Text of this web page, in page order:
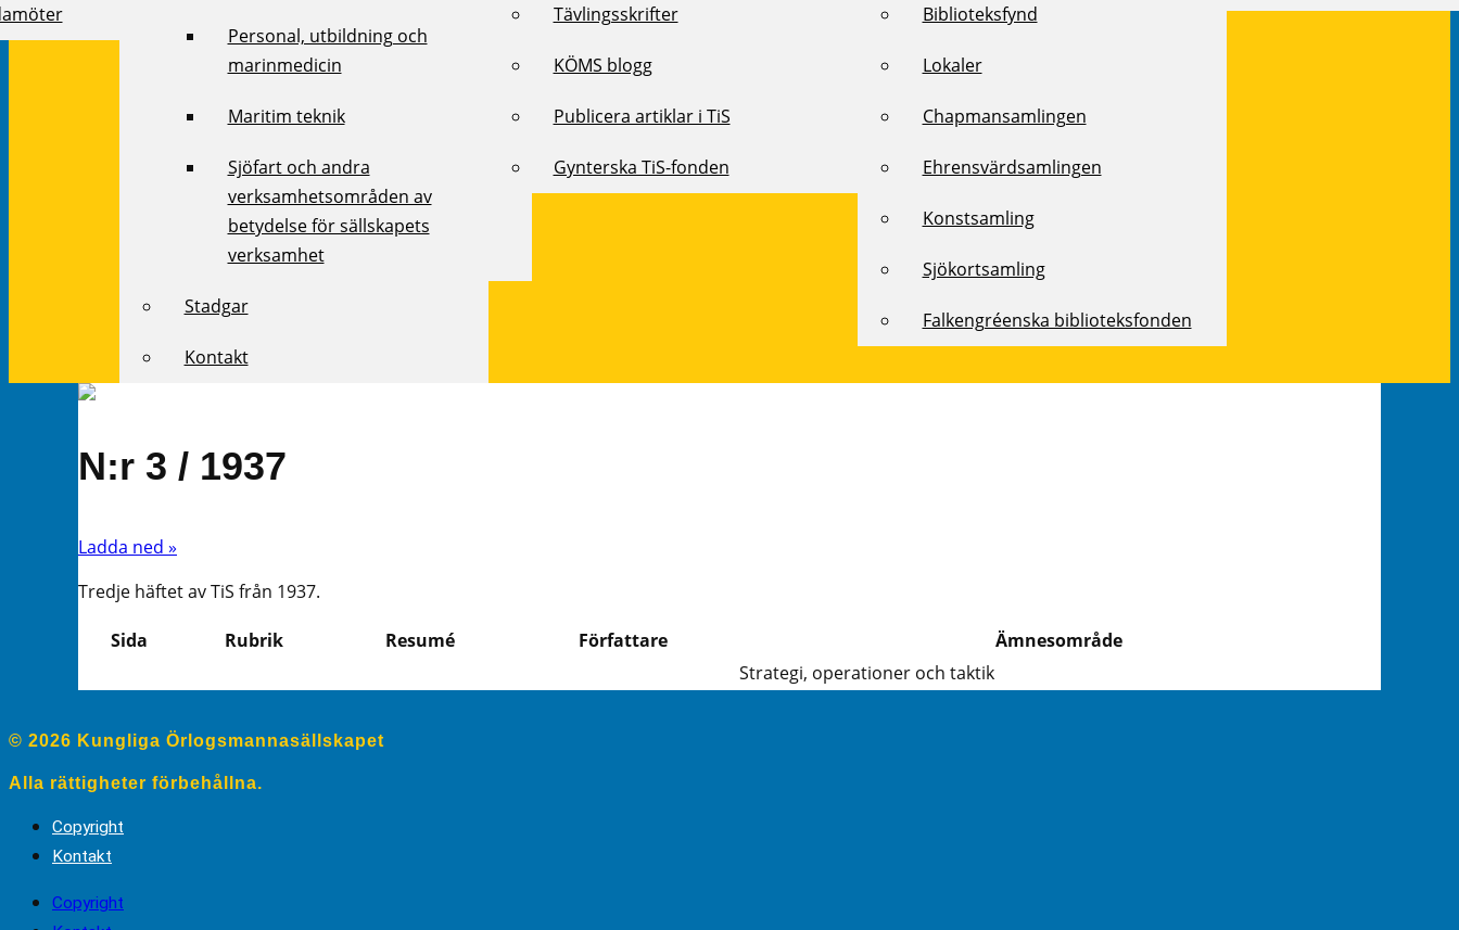
Personal, utbildning och
marinmedicin
Maritim teknik
Sjöfart och andra
verksamhetsområden av
betydelse för sällskapets
verksamhet
Stadgar
Kontakt
Tävlingsskrifter
KÖMS blogg
Publicera artiklar i TiS
Gynterska TiS-fonden
Biblioteksfynd
Lokaler
Chapmansamlingen
Ehrensvärdsamlingen
Konstsamling
Sjökortsamling
Falkengréenska biblioteksfonden
N:r 3 / 1937
Ladda ned »
Tredje häftet av TiS från 1937.
Sida Rubrik Resumé Författare
Ämnesområde
Strategi, operationer och taktik
© 2026 Kungliga Örlogsmannasällskapet
Alla rättigheter förbehållna.
Copyright
Kontakt
Copyright